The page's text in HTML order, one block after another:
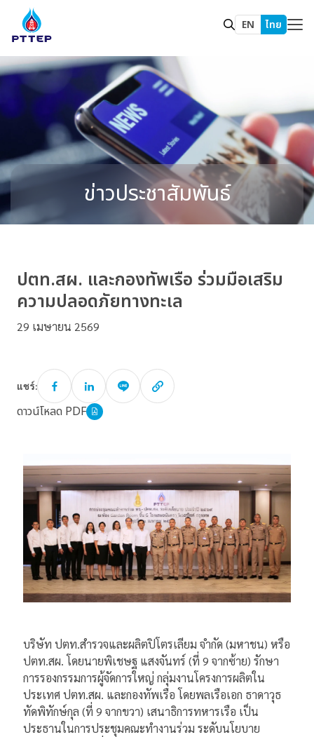
EN ไทย
ข่าวประชาสัมพันธ์
ปตท.สผ. และกองทัพเรือ ร่วมมือเสริม
ความปลอดภัยทางทะเล
29 เมษายน 2569
แชร์:
ดาวน์โหลด PDF
บริษัท ปตท.สำรวจและผลิตปิโตรเลียม จำกัด (มหาชน) หรือ
ปตท.สผ. โดยนายพิเชษฐ แสงจันทร์ (ที่ 9 จากซ้าย) รักษา
การรองกรรมการผู้จัดการใหญ่ กลุ่มงานโครงการผลิตใน
ประเทศ ปตท.สผ. และกองทัพเรือ โดยพลเรือเอก ธาดาวุธ
ทัดพิทักษ์กุล (ที่ 9 จากขวา) เสนาธิการทหารเรือ เป็น
ประธานในการประชุมคณะทำงานร่วม ระดับนโยบาย